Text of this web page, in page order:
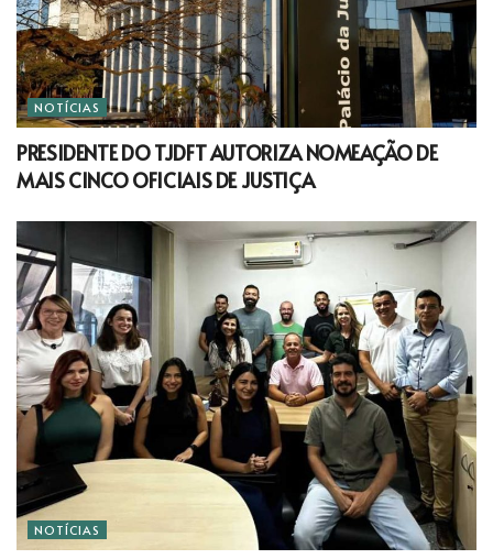
NOTÍCIAS
PRESIDENTE DO TJDFT AUTORIZA NOMEAÇÃO DE
MAIS CINCO OFICIAIS DE JUSTIÇA
NOTÍCIAS